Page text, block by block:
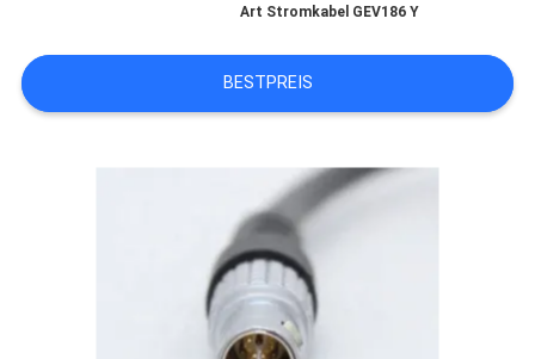
FORDERN
SIE
Art Stromkabel GEV186 Y
BESTPREIS